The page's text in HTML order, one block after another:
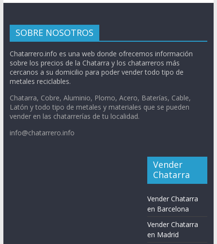
SOBRE NOSOTROS
Chatarrero.info es una web donde ofrecemos información
sobre los precios de la Chatarra y los chatarreros más
cercanos a su domicilio para poder vender todo tipo de
metales reciclables.
Chatarra, Cobre, Aluminio, Plomo, Acero, Baterías, Cable,
Latón y todo tipo de metales y materiales que se pueden
vender en las chatarrerías de tu localidad.
info@chatarrero.info
Vender
Chatarra
Vender Chatarra
en Barcelona
Vender Chatarra
en Madrid